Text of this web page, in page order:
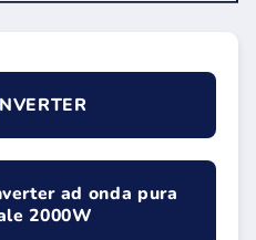
ad onda pura
2000W